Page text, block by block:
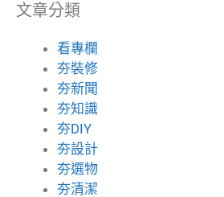
文章分類
看專欄
夯裝修
夯新聞
夯知識
夯DIY
夯設計
夯選物
夯清潔